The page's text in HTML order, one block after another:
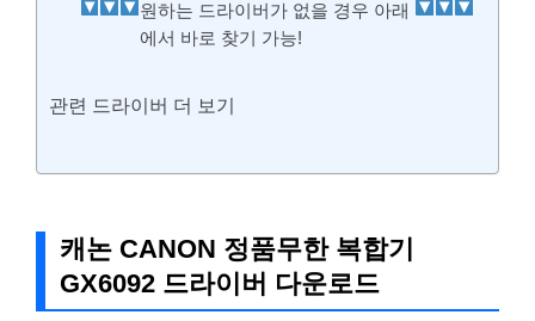
원하는 드라이버가 없을 경우 아래
에서 바로 찾기 가능!
관련 드라이버 더 보기
캐논 CANON 정품무한 복합기
GX6092 드라이버 다운로드